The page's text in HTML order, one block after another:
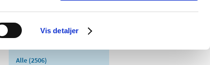
Vis detaljer
Alle (2506)